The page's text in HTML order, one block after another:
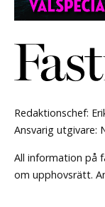
Redaktionschef:
Ansvarig utgivare:
All information på
om upphovsrätt.